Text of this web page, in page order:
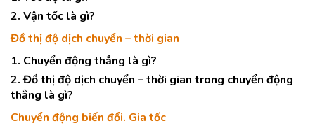
2. Vận tốc là gì?
Đồ thị độ dịch chuyển – thời gian
1. Chuyển động thẳng là gì?
2. Đồ thị độ dịch chuyển – thời gian trong chuyển động
thẳng là gì?
Chuyển động biến đổi. Gia tốc